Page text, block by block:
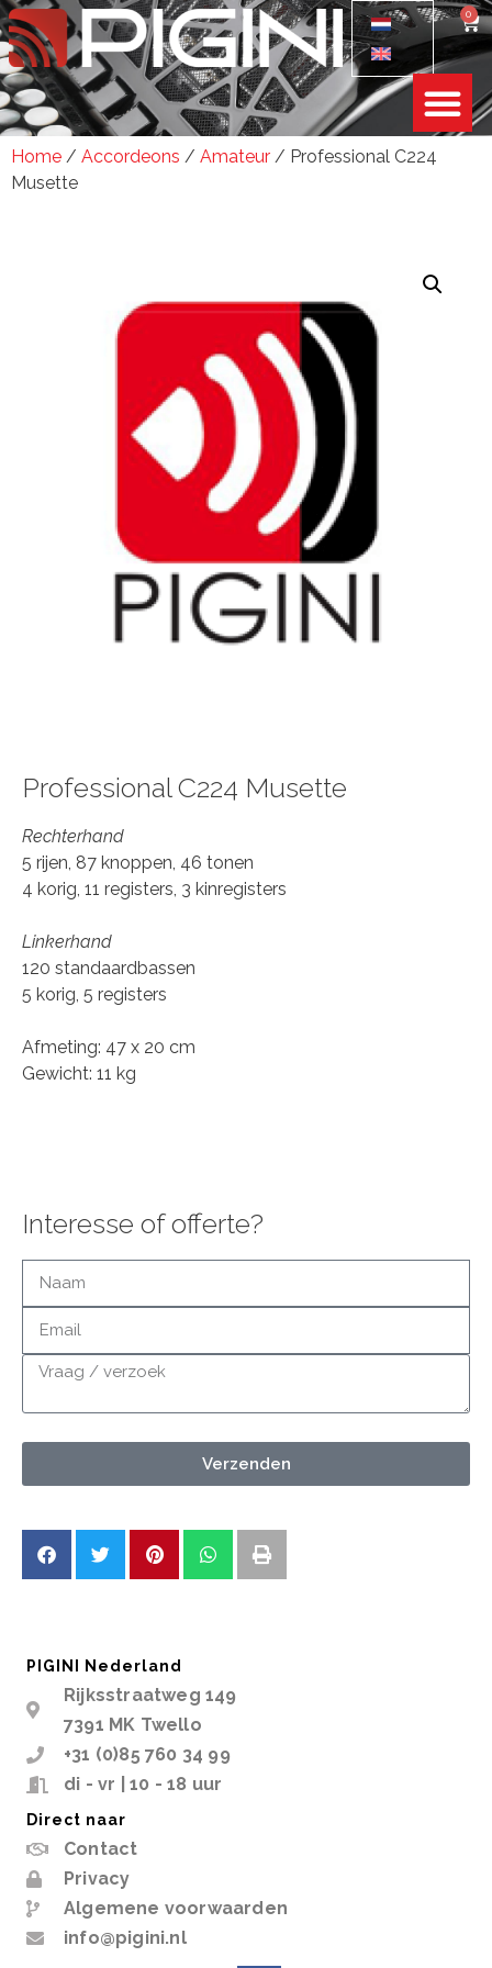
0
Home / Accordeons / Amateur / Professional C224
Musette
Professional C224 Musette
Rechterhand
5 rijen, 87 knoppen, 46 tonen
4 korig, 11 registers, 3 kinregisters
Linkerhand
120 standaardbassen
5 korig, 5 registers
Afmeting: 47 x 20 cm
Gewicht: 11 kg
Interesse of offerte?
Verzenden
PIGINI Nederland
Rijksstraatweg 149
7391 MK Twello
+31 (0)85 760 34 99
di - vr | 10 - 18 uur
Direct naar
Contact
Privacy
Algemene voorwaarden
info@pigini.nl